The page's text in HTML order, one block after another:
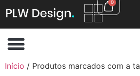
0
Início / Produtos marcados com a